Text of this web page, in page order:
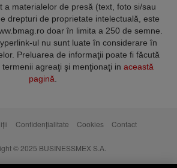
a materialelor de presă (text, foto si/sau
drepturi de proprietate intelectuală, este
doar în limita a 250 de semne.
ul nu sunt luate în considerare în
Preluarea de informaţii poate fi făcută
agreaţi şi menţionaţi in această
pagină
Confidențialitate Cookies Contact
© 2025 BUSINESSMEX S.A.